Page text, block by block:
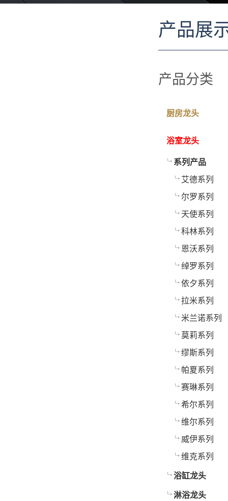
产品展
产品分类
厨房龙头
浴室龙头
系列产品
艾德系列
尔罗系列
天使系列
科林系列
恩沃系列
绰罗系列
依夕系列
拉米系列
米兰诺系列
莫莉系列
缪斯系列
帕夏系列
赛琳系列
希尔系列
维尔系列
威伊系列
维克系列
浴缸龙头
淋浴龙头